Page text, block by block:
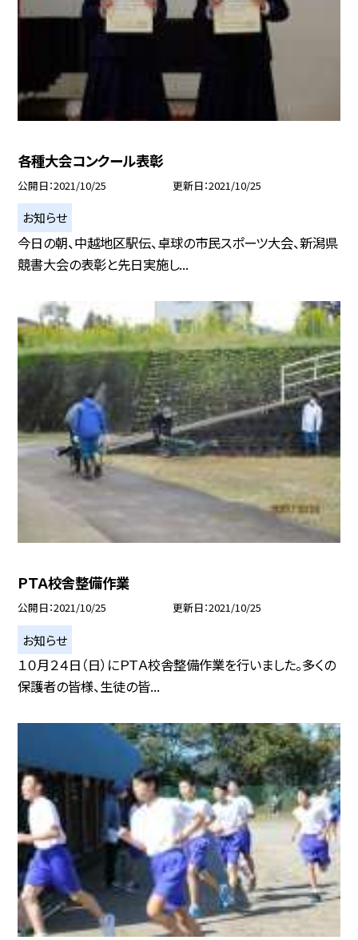
各種大会コンクール表彰
公開日 2021/10/25 更新日 2021/10/25
お知らせ
今日の朝、中越地区駅伝、卓球の市民スポーツ大会、新潟県
競書大会の表彰と先日実施し...
ＰＴＡ校舎整備作業
公開日 2021/10/25 更新日 2021/10/25
お知らせ
１０月２４日（日）にＰＴＡ校舎整備作業を行いました。多くの
保護者の皆様、生徒の皆...